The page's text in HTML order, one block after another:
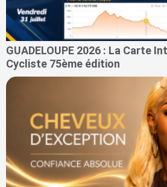
GUADELOUPE 2026 : La Carte
Cycliste 75ème édition